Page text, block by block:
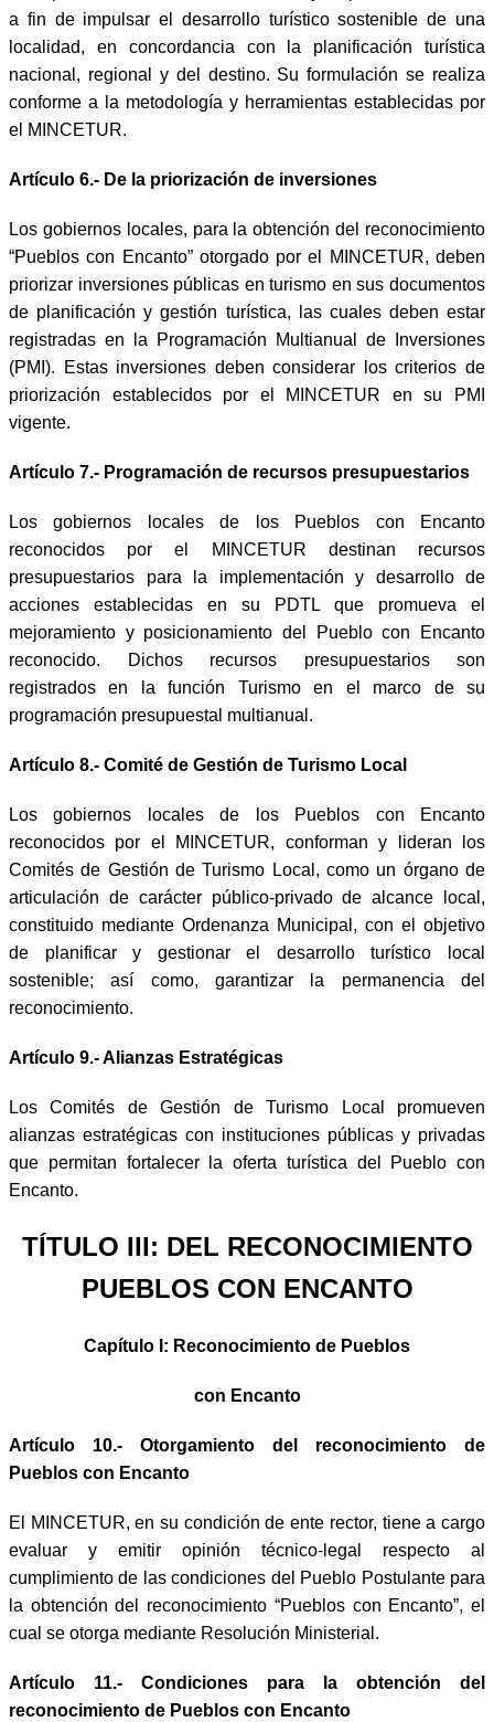
a fin de impulsar el desarrollo turístico sostenible de una
localidad, en concordancia con la planificación turística
nacional, regional y del destino. Su formulación se realiza
conforme a la metodología y herramientas establecidas por
el MINCETUR.
Artículo 6.- De la priorización de inversiones
Los gobiernos locales, para la obtención del reconocimiento
“Pueblos con Encanto” otorgado por el MINCETUR, deben
priorizar inversiones públicas en turismo en sus documentos
de planificación y gestión turística, las cuales deben estar
registradas en la Programación Multianual de Inversiones
(PMI). Estas inversiones deben considerar los criterios de
priorización establecidos por el MINCETUR en su PMI
vigente.
Artículo 7.- Programación de recursos presupuestarios
Los gobiernos locales de los Pueblos con Encanto
reconocidos por el MINCETUR destinan recursos
presupuestarios para la implementación y desarrollo de
acciones establecidas en su PDTL que promueva el
mejoramiento y posicionamiento del Pueblo con Encanto
reconocido. Dichos recursos presupuestarios son
registrados en la función Turismo en el marco de su
programación presupuestal multianual.
Artículo 8.- Comité de Gestión de Turismo Local
Los gobiernos locales de los Pueblos con Encanto
reconocidos por el MINCETUR, conforman y lideran los
Comités de Gestión de Turismo Local, como un órgano de
articulación de carácter público-privado de alcance local,
constituido mediante Ordenanza Municipal, con el objetivo
de planificar y gestionar el desarrollo turístico local
sostenible; así como, garantizar la permanencia del
reconocimiento.
Artículo 9.- Alianzas Estratégicas
Los Comités de Gestión de Turismo Local promueven
alianzas estratégicas con instituciones públicas y privadas
que permitan fortalecer la oferta turística del Pueblo con
Encanto.
TÍTULO III: DEL RECONOCIMIENTO
PUEBLOS CON ENCANTO
Capítulo I: Reconocimiento de Pueblos
con Encanto
Artículo 10.- Otorgamiento del reconocimiento de
Pueblos con Encanto
El MINCETUR, en su condición de ente rector, tiene a cargo
evaluar y emitir opinión técnico-legal respecto al
cumplimiento de las condiciones del Pueblo Postulante para
la obtención del reconocimiento “Pueblos con Encanto”, el
cual se otorga mediante Resolución Ministerial.
Artículo 11.- Condiciones para la obtención del
reconocimiento de Pueblos con Encanto